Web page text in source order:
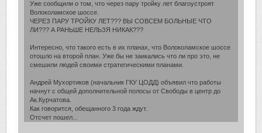
Уже сообщили о том, что через пару тройку лет благоустроят
Волоколамское шоссе.
ЧЕРЕЗ ПАРУ ТРОЙКУ ЛЕТ??? ВЫ СОВСЕМ БОЛЬНЫЕ ЧТО
ЛИ??? А РАНЬШЕ НЕЛЬЗЯ НИКАК???
Интересно, что такого есть в их планах, что Волоколамское шоссе
отошло на второй план. Уже бы не заикались что ли про это, не
смешили людей своими стратегическими планами.
Андрей Мухортиков (начальник ГКУ ЦОДД) объявил что работы
начнут с общей дополнительной полосы от Свободы в центр до
Ак.Курчатова.
Как говорится, обещанного 3 года ждут.
Отсчет пошел...